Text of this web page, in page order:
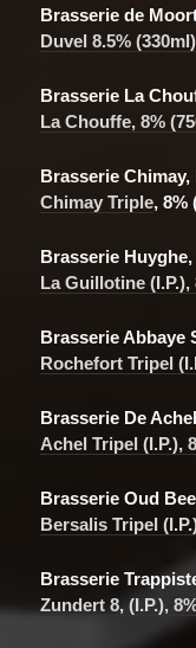
Brasserie de
Duvel 8.5%
Brasserie La
La Chouffe, 8%
Brasserie
Chimay Triple, 8%
Brasserie
La Guillotine (I.P.),
Brasserie Abbaye
Rochefort Tripel
Brasserie De
Achel Tripel (I.P.),
Brasserie Oud
Bersalis Tripel
Brasserie
Zundert 8, (I.P.),